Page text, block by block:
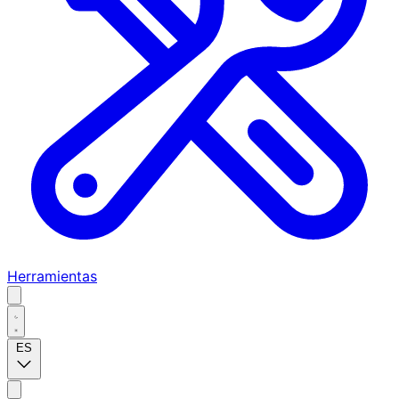
Herramientas
ES